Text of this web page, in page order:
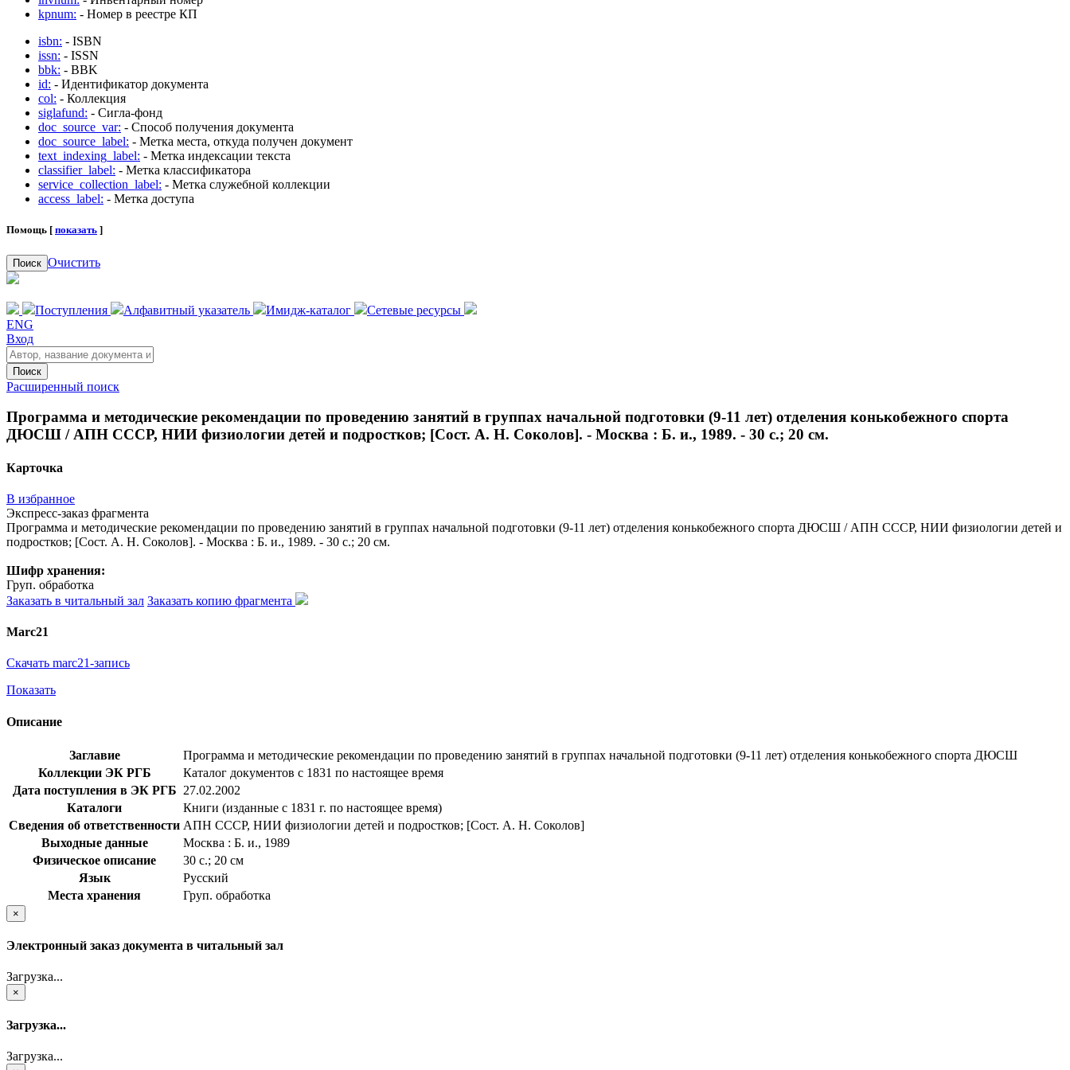
kpnum: - Номер в реестре КП
isbn: - ISBN
issn: - ISSN
bbk: - BBK
id: - Идентификатор документа
col: - Коллекция
siglafund: - Сигла-фонд
doc_source_var: - Способ получения документа
doc_source_label: - Метка места, откуда получен документ
text_indexing_label: - Метка индексации текста
classifier_label: - Метка классификатора
service_collection_label: - Метка служебной коллекции
access_label: - Метка доступа
Помощь [ показать ]
Поиск Очистить
Поступления Алфавитный указатель Имидж-каталог
Сетевые ресурсы
ENG
Вход
Поиск
Расширенный поиск
Программа и методические рекомендации по проведению занятий в группах начальной подготовки (9-11 лет) отделения конькобежного спорта
ДЮСШ / АПН СССР, НИИ физиологии детей и подростков; [Сост. А. Н. Соколов]. - Москва : Б. и., 1989. - 30 с.; 20 см.
Карточка
В избранное
Экспресс-заказ фрагмента
Программа и методические рекомендации по проведению занятий в группах начальной подготовки (9-11 лет) отделения конькобежного спорта ДЮСШ / АПН СССР, НИИ физиологии детей и
подростков; [Сост. А. Н. Соколов]. - Москва : Б. и., 1989. - 30 с.; 20 см.
Шифр хранения:
Груп. обработка
Заказать в читальный зал Заказать копию фрагмента
Marc21
Скачать marc21-запись
Показать
Описание
Заглавие
Программа и методические рекомендации по проведению занятий в группах начальной подготовки (9-11 лет) отделения конькобежного спорта ДЮСШ
Коллекции ЭК РГБ
Каталог документов с 1831 по настоящее время
Дата поступления в ЭК РГБ 27.02.2002
Каталоги
Книги (изданные с 1831 г. по настоящее время)
Сведения об ответственности АПН СССР, НИИ физиологии детей и подростков; [Сост. А. Н. Соколов]
Выходные данные
Москва : Б. и., 1989
Физическое описание
30 с.; 20 см
Язык
Русский
Места хранения
Груп. обработка
×
Электронный заказ документа в читальный зал
Загрузка...
×
Загрузка...
Загрузка...